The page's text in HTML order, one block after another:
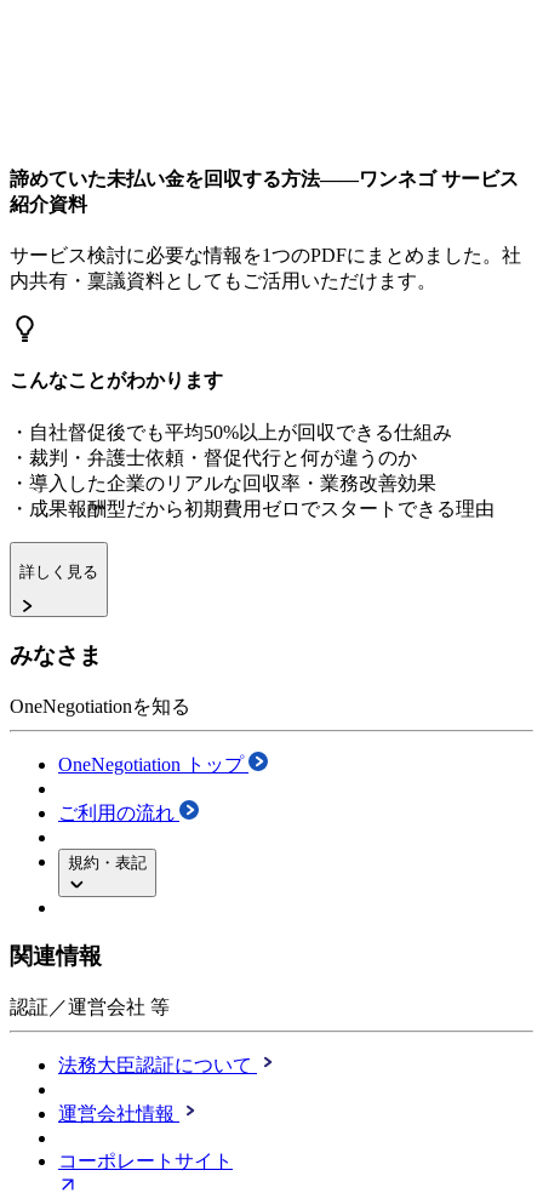
諦めていた未払い金を回収する方法——ワンネゴ サービス
紹介資料
サービス検討に必要な情報を1つのPDFにまとめました。社
内共有・稟議資料としてもご活用いただけます。
こんなことがわかります
・自社督促後でも平均50%以上が回収できる仕組み
・裁判・弁護士依頼・督促代行と何が違うのか
・導入した企業のリアルな回収率・業務改善効果
・成果報酬型だから初期費用ゼロでスタートできる理由
詳しく見る
みなさま
OneNegotiationを知る
OneNegotiation トップ
ご利用の流れ
規約・表記
関連情報
認証／運営会社 等
法務大臣認証について
運営会社情報
コーポレートサイト